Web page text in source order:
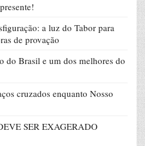
a luz do Tabor para
de provação
do Brasil e um dos melhores do
cruzados enquanto Nosso
SER EXAGERADO